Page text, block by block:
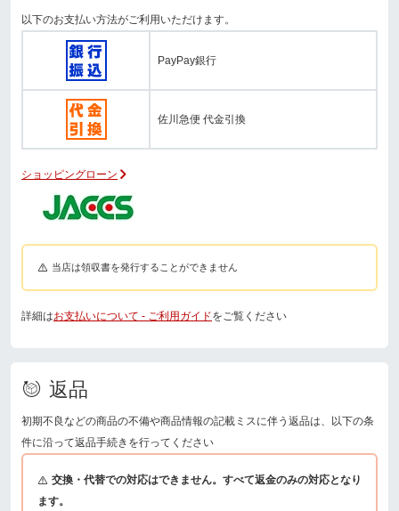
以下のお支払い方法がご利用いただけます。
PayPay銀行
佐川急便 代金引換
ショッピングローン
当店は領収書を発行することができません
詳細はお支払いについて - ご利用ガイドをご覧ください
返品
初期不良などの商品の不備や商品情報の記載ミスに伴う返品は、以下の条
件に沿って返品手続きを行ってください
交換・代替での対応はできません。すべて返金のみの対応となり
ます。